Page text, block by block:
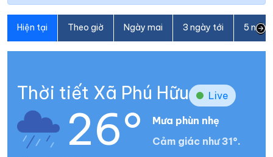
Hiện tại Theo giờ Ngày mai 3 ngày tới 5
Thời tiết Xã Phú Hữu Live
26°
Mưa phùn nhẹ
Cảm giác như 31°.